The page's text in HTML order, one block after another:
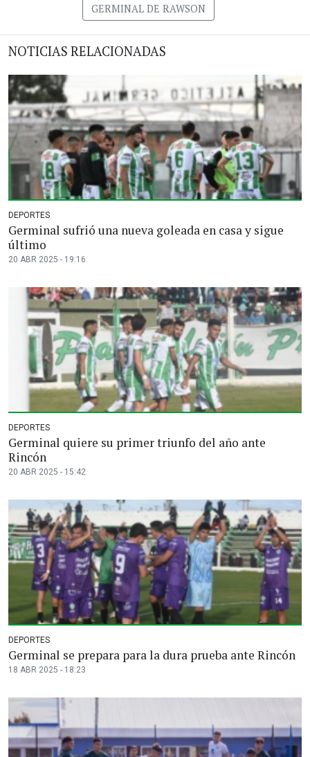
GERMINAL DE RAWSON
NOTICIAS RELACIONADAS
DEPORTES
Germinal sufrió una nueva goleada en casa y sigue
último
20 ABR 2025 - 19:16
DEPORTES
Germinal quiere su primer triunfo del año ante
Rincón
20 ABR 2025 - 15:42
DEPORTES
Germinal se prepara para la dura prueba ante Rincón
18 ABR 2025 - 18:23